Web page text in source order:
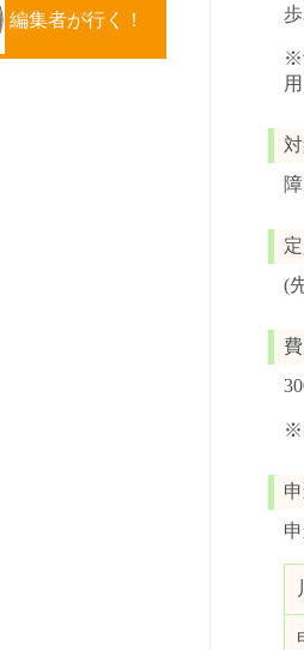
編集者が行く！
※
(
※